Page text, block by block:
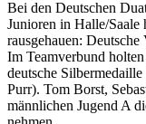
Bei den Deutschen
Junioren in Halle/
rausgehauen:
Im Teamverbund
deutsche
Purr). Tom Borst,
männlichen Jugend A